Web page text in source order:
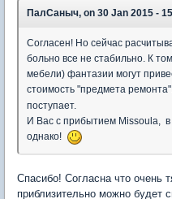
ПалСаныч, on 30 Jan 2015 -
Согласен! Но сейчас
больно все не стабильно. К
мебели) фантазии могут
стоимость "предмета
поступает.
И Вас с прибытием Missoula, в
однако!
Спасибо! Согласна что очень
приблизительно можно будет